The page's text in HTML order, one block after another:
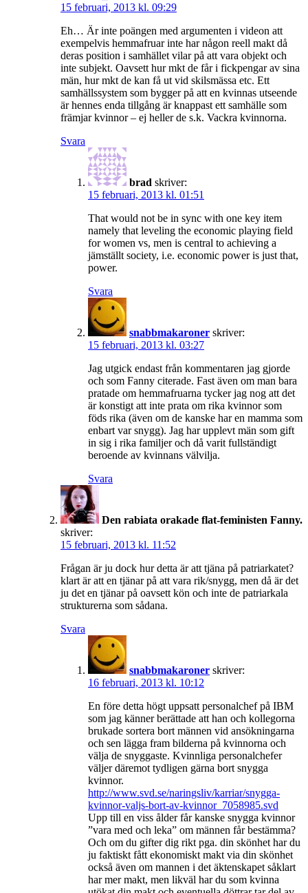
15 februari, 2013 kl. 09:29
Eh… Är inte poängen med argumenten i videon att
exempelvis hemmafruar inte har någon reell makt då
deras position i samhället vilar på att vara objekt och
inte subjekt. Oavsett hur mkt de får i fickpengar av sina
män, hur mkt de kan få ut vid skilsmässa etc. Ett
samhällssystem som bygger på att en kvinnas utseende
är hennes enda tillgång är knappast ett samhälle som
främjar kvinnor – ej heller de s.k. Vackra kvinnorna.
Svara
brad skriver:
15 februari, 2013 kl. 01:51
That would not be in sync with one key item
namely that leveling the economic playing field
for women vs, men is central to achieving a
jämställt society, i.e. economic power is just that,
power.
Svara
snabbmakaroner skriver:
15 februari, 2013 kl. 03:27
Jag utgick endast från kommentaren jag gjorde
och som Fanny citerade. Fast även om man bara
pratade om hemmafruarna tycker jag nog att det
är konstigt att inte prata om rika kvinnor som
föds rika (även om de kanske har en mamma som
enbart var snygg). Jag har upplevt män som gift
in sig i rika familjer och då varit fullständigt
beroende av kvinnans välvilja.
Svara
Den rabiata orakade flat-feministen Fanny.
skriver:
15 februari, 2013 kl. 11:52
Frågan är ju dock hur detta är att tjäna på patriarkatet?
klart är att en tjänar på att vara rik/snygg, men då är det
ju det en tjänar på oavsett kön och inte de patriarkala
strukturerna som sådana.
Svara
snabbmakaroner skriver:
16 februari, 2013 kl. 10:12
En före detta högt uppsatt personalchef på IBM
som jag känner berättade att han och kollegorna
brukade sortera bort männen vid ansökningarna
och sen lägga fram bilderna på kvinnorna och
välja de snyggaste. Kvinnliga personalchefer
väljer däremot tydligen gärna bort snygga
kvinnor.
http://www.svd.se/naringsliv/karriar/snygga-
kvinnor-valjs-bort-av-kvinnor_7058985.svd
Upp till en viss ålder får kanske snygga kvinnor
”vara med och leka” om männen får bestämma?
Och om du gifter dig rikt pga. din skönhet har du
ju faktiskt fått ekonomiskt makt via din skönhet
också även om mannen i det äktenskapet såklart
har mer makt, men likväl har du som kvinna